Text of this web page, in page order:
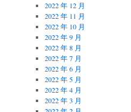
2022 年 12 月
2022 年 11 月
2022 年 10 月
2022 年 9 月
2022 年 8 月
2022 年 7 月
2022 年 6 月
2022 年 5 月
2022 年 4 月
2022 年 3 月